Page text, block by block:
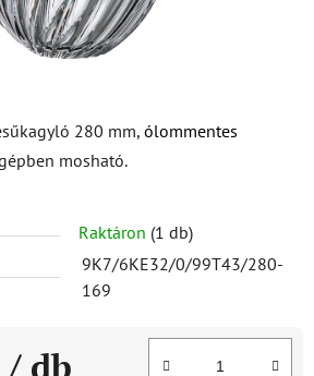
280 mm, ólommentes
mosható.
Raktáron (1 db)
9K7/6KE32/0/99T43/280-
169
/ db